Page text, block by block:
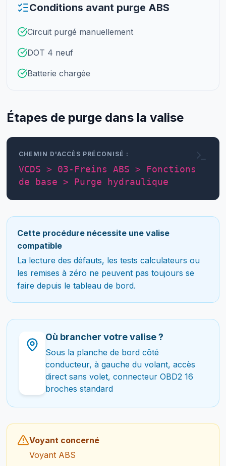
Conditions avant purge ABS
Circuit purgé manuellement
DOT 4 neuf
Batterie chargée
Étapes de purge dans la valise
CHEMIN D'ACCÈS PRÉCONISÉ :
VCDS > 03-Freins ABS > Fonctions
de base > Purge hydraulique
Cette procédure nécessite une valise
compatible
La lecture des défauts, les tests calculateurs ou
les remises à zéro ne peuvent pas toujours se
faire depuis le tableau de bord.
Où brancher votre valise ?
Sous la planche de bord côté
conducteur, à gauche du volant, accès
direct sans volet, connecteur OBD2 16
broches standard
Voyant concerné
Voyant ABS